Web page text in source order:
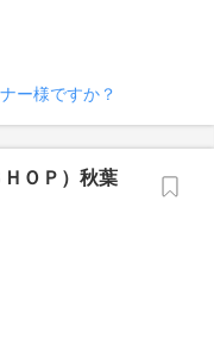
ー様ですか？
ＯＰ）秋葉